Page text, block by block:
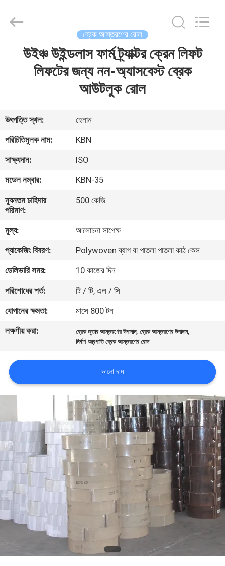
আমাদের
সম্পর্কে
কারখানা
ভ্রমণ
নিয়ন্ত্রণ
যোগাযোগ
করুন
উদ্ধৃতির
জন্য
সাইট
PRIVACY
POLICY
ব্রেক আস্তরণের রোল
উইঞ্চ উইন্ডলাস ফার্ম ট্র্যাক্টর ক্রেন লিফট
লিফটের জন্য নন-অ্যাসবেস্ট ব্রেক
আউটলুক রোল
উৎপত্তি স্থল:
হেনান
পরিচিতিমুলক নাম:
KBN
সাক্ষ্যদান:
ISO
মডেল নম্বার:
KBN-35
ন্যূনতম চাহিদার
পরিমাণ:
500 কেজি
মূল্য:
আলোচনা সাপেক্ষ
প্যাকেজিং বিবরণ:
Polywoven ব্যাগ বা পাতলা পাতলা কাঠ কেস
ডেলিভারি সময়:
10 কাজের দিন
পরিশোধের শর্ত:
টি / টি, এল / সি
যোগানের ক্ষমতা:
মাসে 800 টন
লক্ষণীয় করা:
ব্রেক জুতার আস্তরণের উপাদান,ব্রেক আস্তরণের উপাদান,
নির্মাণ যন্ত্রপাতি ব্রেক আস্তরণের রোল
ভালো দাম